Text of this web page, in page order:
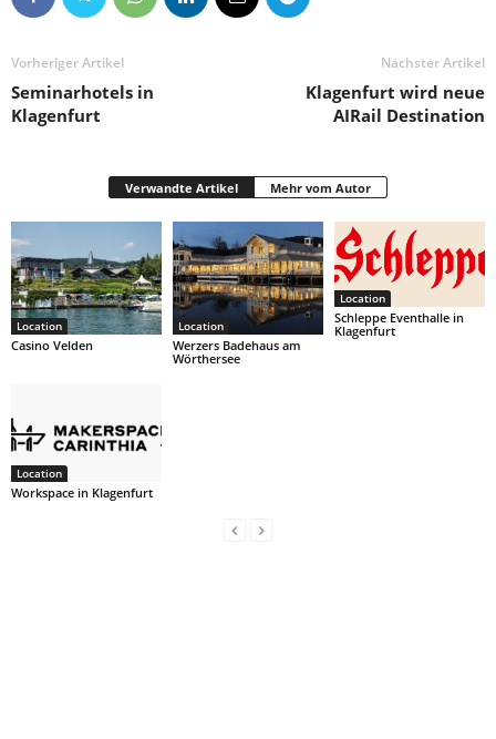
Vorheriger Artikel
Seminarhotels in
Klagenfurt
Nächster Artikel
Klagenfurt wird neue
AIRail Destination
Verwandte Artikel Mehr vom Autor
Location
Casino Velden
Location
Werzers Badehaus am
Wörthersee
Location
Schleppe Eventhalle in
Klagenfurt
Location
Workspace in Klagenfurt